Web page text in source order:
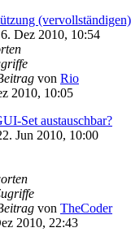
(vervollständigen)
Dez 2010, 10:54
von Rio
2010, 10:05
Set austauschbar?
Jun 2010, 10:00
von TheCoder
2010, 22:43